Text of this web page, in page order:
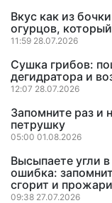
Вкус как из
огурцов,
11:59 28.07.2026
Сушка грибов:
дегидратора и
12:07 28.07.2026
Запомните раз и
петрушку
05:00 01.08.2026
Высыпаете угли
ошибка:
сгорит и
09:38 27.07.2026